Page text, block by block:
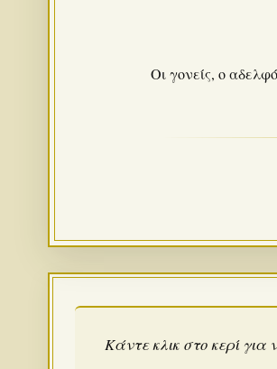
Οι γονείς, ο
Κάντε κλικ στο κερί